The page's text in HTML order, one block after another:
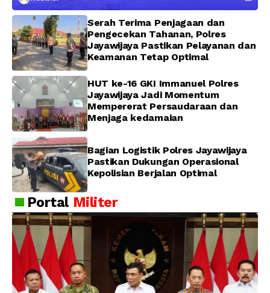
Serah Terima Penjagaan dan
Pengecekan Tahanan, Polres
Jayawijaya Pastikan Pelayanan dan
Keamanan Tetap Optimal
HUT ke-16 GKI Immanuel Polres
Jayawijaya Jadi Momentum
Mempererat Persaudaraan dan
Menjaga kedamaian
Bagian Logistik Polres Jayawijaya
Pastikan Dukungan Operasional
Kepolisian Berjalan Optimal
Portal Militer